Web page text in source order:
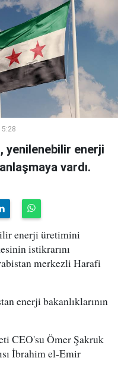
yenilenebilir enerji
vardı.
enerji üretimini
istikrarını
merkezli Harafi
enerji bakanlıklarının
CEO'su Ömer Şakruk
İbrahim el-Emir